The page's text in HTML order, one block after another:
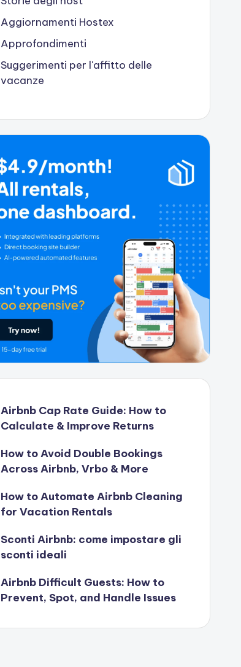
Aggiornamenti Hostex
Approfondimenti
Suggerimenti per l'affitto delle
vacanze
Airbnb Cap Rate Guide: How to
Calculate & Improve Returns
How to Avoid Double Bookings
Across Airbnb, Vrbo & More
How to Automate Airbnb Cleaning
for Vacation Rentals
Sconti Airbnb: come impostare gli
sconti ideali
Airbnb Difficult Guests: How to
Prevent, Spot, and Handle Issues